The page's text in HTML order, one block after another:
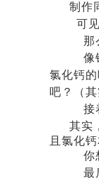
制作
可
那
像
氯化钙
吧？（
接
其实
且氯化
你
最